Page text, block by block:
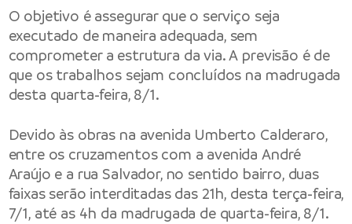
O objetivo é assegurar que o serviço seja
executado de maneira adequada, sem
comprometer a estrutura da via. A previsão é de
que os trabalhos sejam concluídos na madrugada
desta quarta-feira, 8/1.
Devido às obras na avenida Umberto Calderaro,
entre os cruzamentos com a avenida André
Araújo e a rua Salvador, no sentido bairro, duas
faixas serão interditadas das 21h, desta terça-feira,
7/1, até as 4h da madrugada de quarta-feira, 8/1.